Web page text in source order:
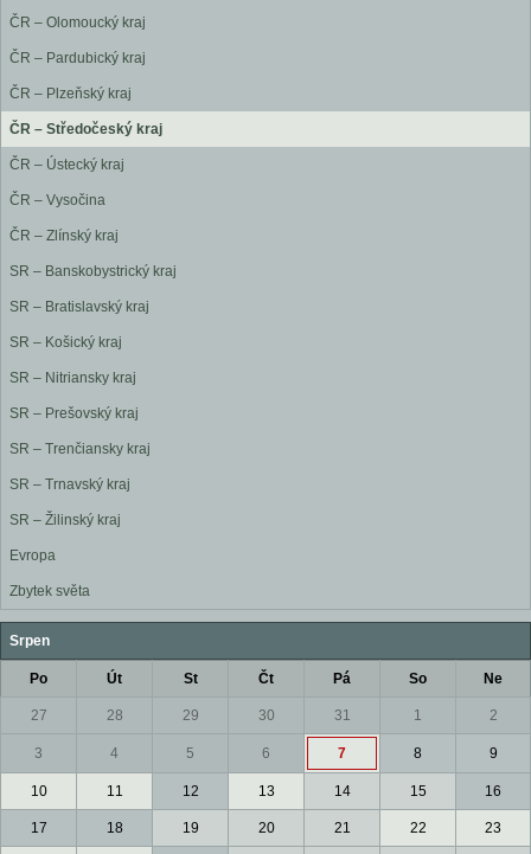
ČR – Olomoucký kraj
ČR – Pardubický kraj
ČR – Plzeňský kraj
ČR – Středočeský kraj
ČR – Ústecký kraj
ČR – Vysočina
ČR – Zlínský kraj
SR – Banskobystrický kraj
SR – Bratislavský kraj
SR – Košický kraj
SR – Nitriansky kraj
SR – Prešovský kraj
SR – Trenčiansky kraj
SR – Trnavský kraj
SR – Žilinský kraj
Evropa
Zbytek světa
Srpen
Po Út St Čt Pá So Ne
27 28 29 30 31 1 2
3 4 5 6 7 8 9
10 11 12 13 14 15 16
17 18 19 20 21 22 23